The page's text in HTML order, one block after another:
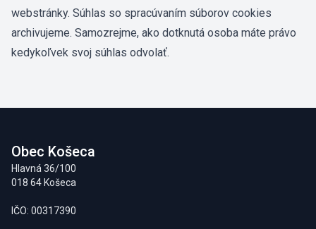
webstránky. Súhlas so spracúvaním súborov cookies
archivujeme. Samozrejme, ako dotknutá osoba máte právo
kedykoľvek svoj súhlas odvolať.
Obec Košeca
Hlavná 36/100
018 64 Košeca
IČO: 00317390